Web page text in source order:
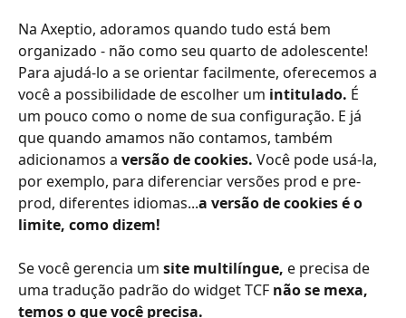
Na Axeptio, adoramos quando tudo está bem
organizado - não como seu quarto de adolescente!
Para ajudá-lo a se orientar facilmente, oferecemos a
você a possibilidade de escolher um intitulado. É
um pouco como o nome de sua configuração. E já
que quando amamos não contamos, também
adicionamos a versão de cookies. Você pode usá-la,
por exemplo, para diferenciar versões prod e pre-
prod, diferentes idiomas...a versão de cookies é o
limite, como dizem!
Se você gerencia um site multilíngue, e precisa de
uma tradução padrão do widget TCF não se mexa,
temos o que você precisa.